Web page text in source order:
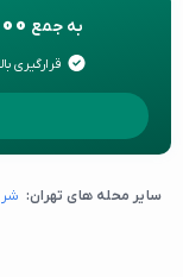
به جمع
قرارگیری
سایر محله های تهران: